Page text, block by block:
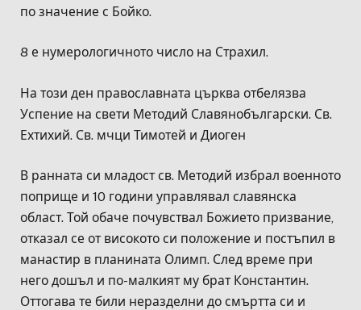
по значение с Бойко.
8 е нумерологичното число на Страхил.
На този ден православната църква отбелязва
Успение на свети Методий Славянобългарски. Св.
Ехтихий. Св. мчци Тимотей и Диоген
В ранната си младост св. Методий избрал военното
поприще и 10 години управлявал славянска
област. Той обаче почувствал Божието призвание,
отказал се от високото си положение и постъпил в
манастир в планината Олимп. След време при
него дошъл и по-малкият му брат Константин.
Оттогава те били неразделни до смъртта си и